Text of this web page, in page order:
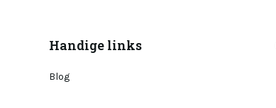
Handige links
Blog